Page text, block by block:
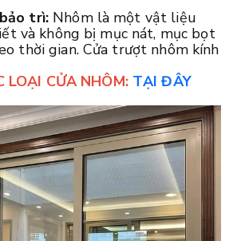
trì: Nhôm là một vật liệu
và không bị mục nát, mục bọt
thời gian. Cửa trượt nhôm kính
LOẠI CỬA NHÔM: TẠI ĐÂY